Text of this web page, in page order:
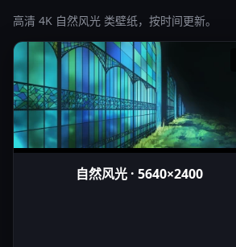
高清 4K 自然风光 类壁纸，按时间更新。
自然风光 · 5640×2400